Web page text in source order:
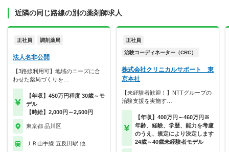
近隣の同じ路線の別の薬剤師求人
正社員 調剤薬局
法人名非公開
【3路線利用可】地域のニーズに合
わせた薬局づくりを…
【年収】450万円程度 30歳～モ
デル
【時給】2,000円～2,500円
東京都 品川区
ＪＲ山手線 五反田駅 他
正社員
治験コーディネーター（CRC）
株式会社クリニカルサポート 東
京本社
【未経験者歓迎！】NTTグループの
治験支援を実施す…
【年収】400万円～460万円※
年齢、経験、学歴、能力を考慮
のうえ、規定により決定します
24歳～40歳未経験者モデル